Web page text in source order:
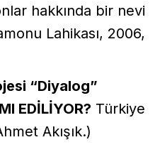
hakkında bir nevi
Lahikası, 2006,
“Diyalog”
EDİLİYOR? Türkiye
Akışık.)